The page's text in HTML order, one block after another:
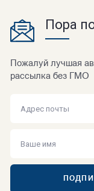
Пора
Пожалуй лучшая
рассылка без ГМО